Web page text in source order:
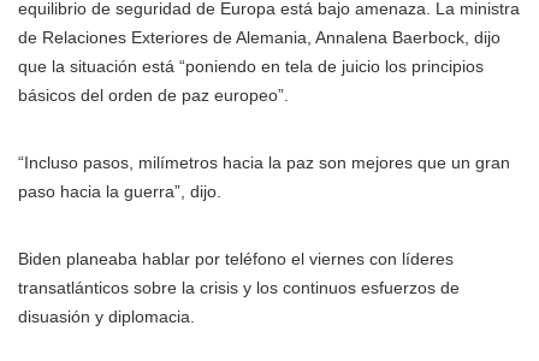
equilibrio de seguridad de Europa está bajo amenaza. La ministra
de Relaciones Exteriores de Alemania, Annalena Baerbock, dijo
que la situación está “poniendo en tela de juicio los principios
básicos del orden de paz europeo”.
“Incluso pasos, milímetros hacia la paz son mejores que un gran
paso hacia la guerra”, dijo.
Biden planeaba hablar por teléfono el viernes con líderes
transatlánticos sobre la crisis y los continuos esfuerzos de
disuasión y diplomacia.